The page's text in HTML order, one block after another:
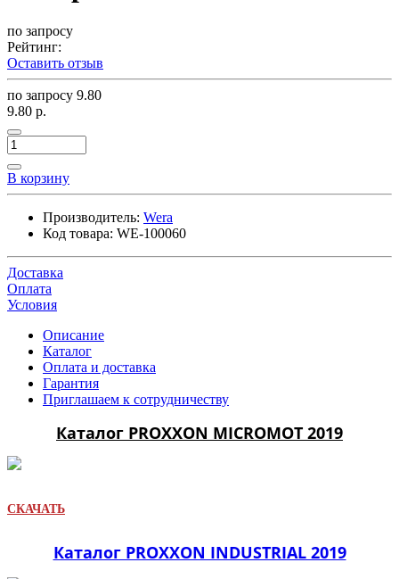
по запросу
Рейтинг:
Оставить отзыв
по запросу 9.80
9.80 р.
В корзину
Производитель: Wera
Код товара: WE-100060
Доставка
Оплата
Условия
Описание
Каталог
Оплата и доставка
Гарантия
Приглашаем к сотрудничеству
Каталог PROXXON MICROMOT 2019
СКАЧАТЬ
Каталог PROXXON INDUSTRIAL 2019